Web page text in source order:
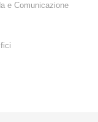
e Comunicazione